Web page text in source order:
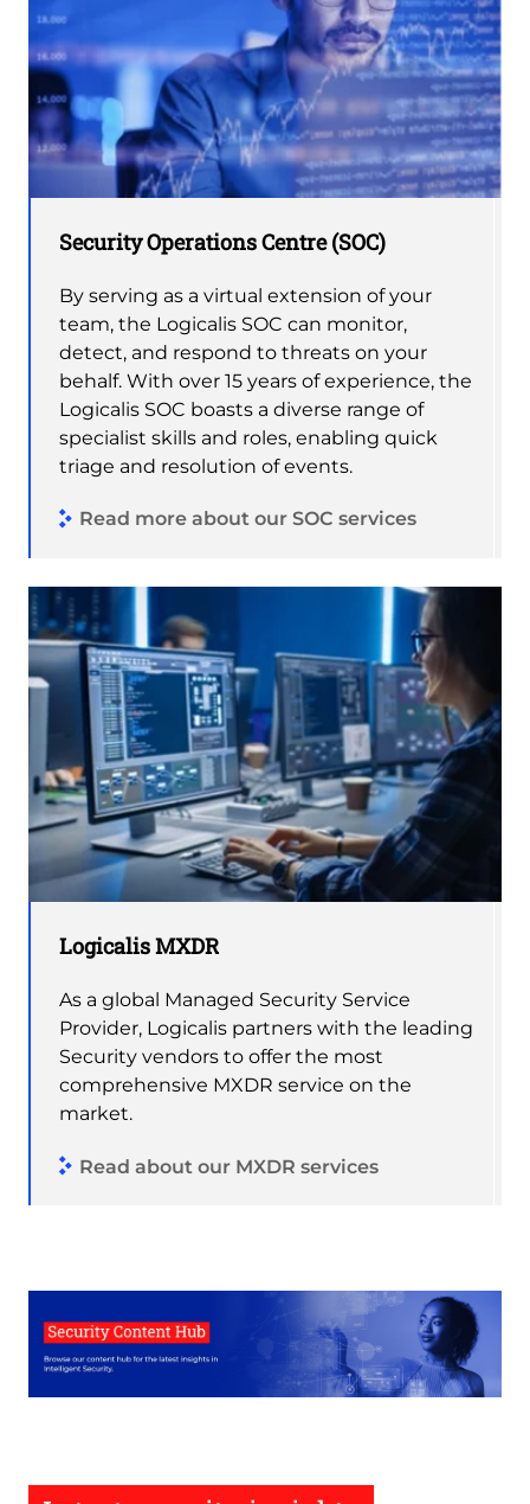
Security Operations Centre (SOC)
By serving as a virtual extension of your
team, the Logicalis SOC can monitor,
detect, and respond to threats on your
behalf. With over 15 years of experience, the
Logicalis SOC boasts a diverse range of
specialist skills and roles, enabling quick
triage and resolution of events.
Read more about our SOC services
Logicalis MXDR
As a global Managed Security Service
Provider, Logicalis partners with the leading
Security vendors to offer the most
comprehensive MXDR service on the
market.
Read about our MXDR services